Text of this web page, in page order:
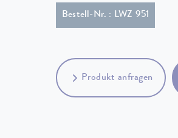
Bestell-Nr. : LWZ 951
Produkt anfragen